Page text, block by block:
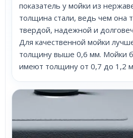
показатель у мойки из
толщина стали, ведь чем она
твердой, надежной и
Для качественной мойки
толщину выше 0,6 мм. Мойки
имеют толщину от 0,7 до 1,2